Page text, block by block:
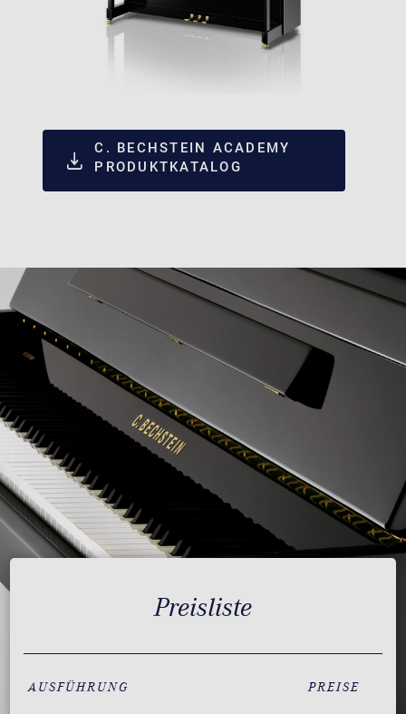
C. BECHSTEIN ACADEMY
PRODUKTKATALOG
Preisliste
AUSFÜHRUNG PREISE